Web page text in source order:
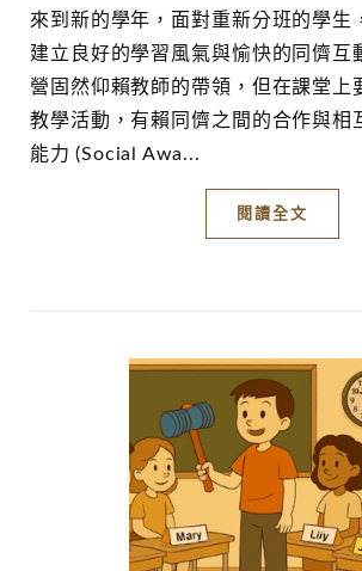
來到新的學年，面對重新分班的學生，當務之急必定是
建立良好的學習風氣與愉快的同儕互
營固然仰賴教師的帶領，但在課堂上
教學活動，有賴同儕之間的合作與相
能力 (Social Awa...
閱讀全文